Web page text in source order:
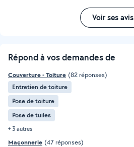
Voir ses avis
Répond à vos demandes de
Couverture - Toiture (82 réponses)
Entretien de toiture
Pose de toiture
Pose de tuiles
+ 3 autres
Maçonnerie (47 réponses)